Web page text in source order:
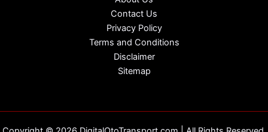
Contact Us
Privacy Policy
Terms and Conditions
Disclaimer
Sitemap